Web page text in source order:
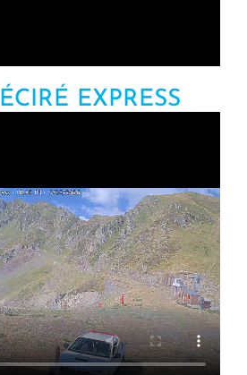
EXPRESS